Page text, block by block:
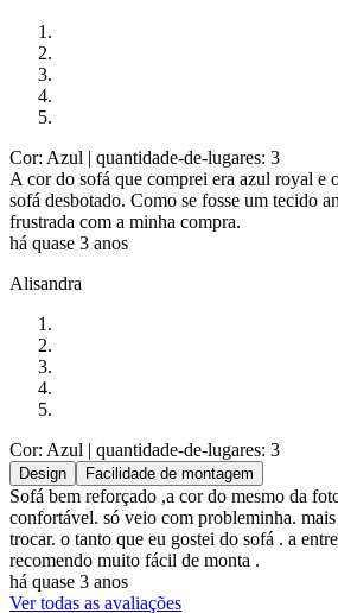
Cor: Azul | quantidade-de-lugares: 3
A cor do sofá que comprei era azul royal e
sofá desbotado. Como se fosse um tecido
frustrada com a minha compra.
há quase 3 anos
Alisandra
Cor: Azul | quantidade-de-lugares: 3
Design Facilidade de montagem
Sofá bem reforçado ,a cor do mesmo da
confortável. só veio com probleminha.
trocar. o tanto que eu gostei do sofá . a
recomendo muito fácil de monta .
há quase 3 anos
Ver todas as avaliações